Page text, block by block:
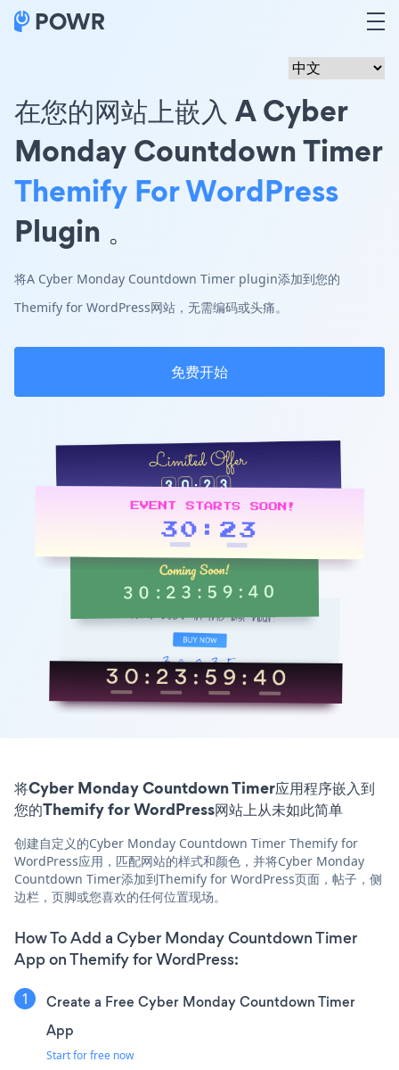
在您的网站上嵌入 A Cyber
Monday Countdown Timer
Themify For WordPress
Plugin 。
将A Cyber Monday Countdown Timer plugin添加到您的
Themify for WordPress网站，无需编码或头痛。
免费开始
将Cyber Monday Countdown Timer应用程序嵌入到
您的Themify for WordPress网站上从未如此简单
创建自定义的Cyber Monday Countdown Timer Themify for
WordPress应用，匹配网站的样式和颜色，并将Cyber Monday
Countdown Timer添加到Themify for WordPress页面，帖子，侧
边栏，页脚或您喜欢的任何位置现场。
How To Add a Cyber Monday Countdown Timer
App on Themify for WordPress:
Create a Free Cyber Monday Countdown Timer
App
Start for free now